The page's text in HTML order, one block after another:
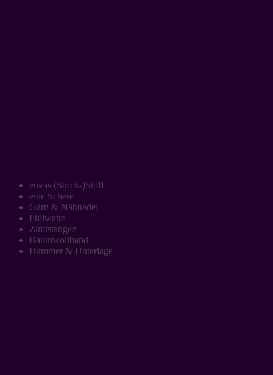
etwas (Strick-)Stoff
eine Schere
Garn & Nähnadel
Füllwatte
Zimtstangen
Baumwollband
Hammer & Unterlage